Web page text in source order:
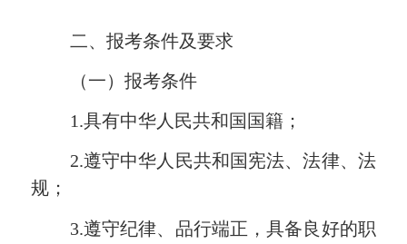
二、报考条件及要求
（一）报考条件
1.具有中华人民共和国国籍；
2.遵守中华人民共和国宪法、法律、法
规；
3.遵守纪律、品行端正，具备良好的职